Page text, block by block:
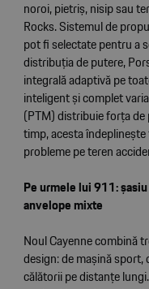
noroi, pietriș, nisip sau
Rocks. Sistemul de
pot fi selectate pentru a
distribuția de putere,
integrală adaptivă pe
inteligent și complet
(PTM) distribuie forța de
timp, acesta
probleme pe teren
Pe urmele lui 911:
anvelope mixte
Noul Cayenne combină
design: de mașină
călătorii pe distanțe